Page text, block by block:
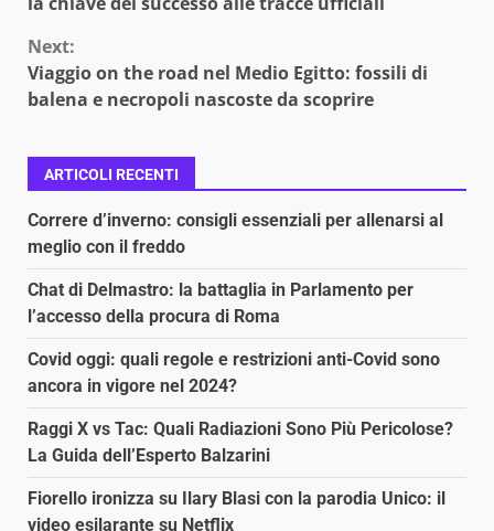
Next:
Viaggio on the road nel Medio Egitto: fossili di
balena e necropoli nascoste da scoprire
ARTICOLI RECENTI
Correre d’inverno: consigli essenziali per allenarsi al
meglio con il freddo
Chat di Delmastro: la battaglia in Parlamento per
l’accesso della procura di Roma
Covid oggi: quali regole e restrizioni anti-Covid sono
ancora in vigore nel 2024?
Raggi X vs Tac: Quali Radiazioni Sono Più Pericolose?
La Guida dell’Esperto Balzarini
Fiorello ironizza su Ilary Blasi con la parodia Unico: il
video esilarante su Netflix